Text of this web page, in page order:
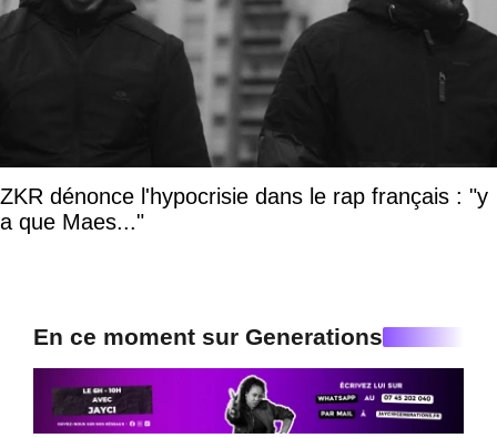
ZKR dénonce l'hypocrisie dans le rap français : "y
a que Maes..."
En ce moment sur Generations